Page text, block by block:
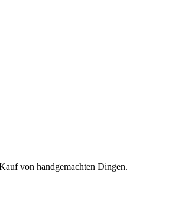
von handgemachten Dingen.